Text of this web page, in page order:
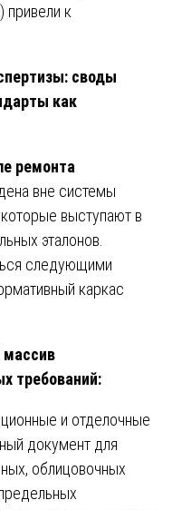
привели к
своды
как
ремонта
вне системы
выступают в
эталонов.
следующими
каркас
требований:
и отделочные
документ для
облицовочных